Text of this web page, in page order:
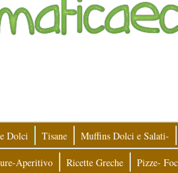
Dolci Tisane Muffins Dolci e Salati-
Aperitivo Ricette Greche Pizze-